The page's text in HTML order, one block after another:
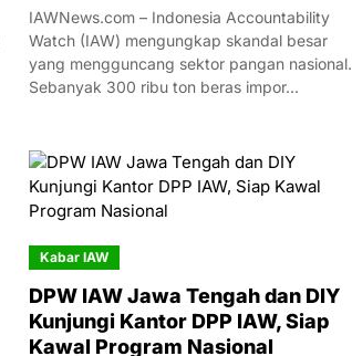
IAWNews.com – Indonesia Accountability
Watch (IAW) mengungkap skandal besar
yang mengguncang sektor pangan nasional.
Sebanyak 300 ribu ton beras impor…
Kabar IAW
DPW IAW Jawa Tengah dan DIY
Kunjungi Kantor DPP IAW, Siap
Kawal Program Nasional